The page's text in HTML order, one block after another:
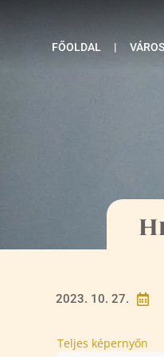
FŐOLDAL | VÁROS

2023. 10. 27.
Teljes képernyőn